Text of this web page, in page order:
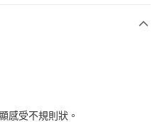
感受不規則狀。